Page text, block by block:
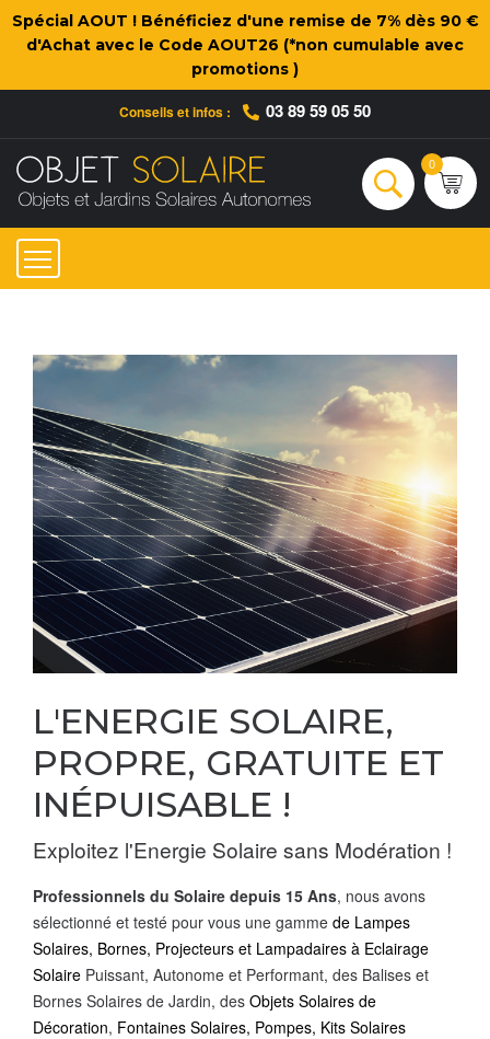
Spécial AOUT ! Bénéficiez d'une remise de 7% dès 90 €
d'Achat avec le Code AOUT26 (*non cumulable avec
promotions )
Conseils et infos : 03 89 59 05 50
Rechercher
0
L'ENERGIE SOLAIRE,
PROPRE, GRATUITE ET
INÉPUISABLE !
Exploitez l'Energie Solaire sans Modération !
Professionnels du Solaire depuis 15 Ans, nous avons
sélectionné et testé pour vous une gamme de Lampes
Solaires, Bornes, Projecteurs et Lampadaires à Eclairage
Solaire Puissant, Autonome et Performant, des Balises et
Bornes Solaires de Jardin, des Objets Solaires de
Décoration, Fontaines Solaires, Pompes, Kits Solaires